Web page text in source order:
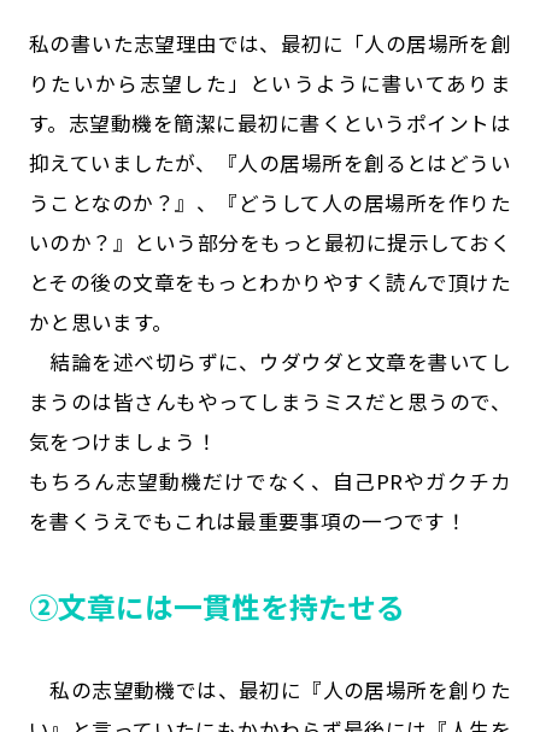
私の書いた志望理由では、最初に「人の居場所を創
りたいから志望した」というように書いてありま
す。志望動機を簡潔に最初に書くというポイントは
抑えていましたが、『人の居場所を創るとはどうい
うことなのか？』、『どうして人の居場所を作りた
いのか？』という部分をもっと最初に提示しておく
とその後の文章をもっとわかりやすく読んで頂けた
かと思います。
結論を述べ切らずに、ウダウダと文章を書いてし
まうのは皆さんもやってしまうミスだと思うので、
気をつけましょう！
もちろん志望動機だけでなく、自己PRやガクチカ
を書くうえでもこれは最重要事項の一つです！
➁文章には一貫性を持たせる
私の志望動機では、最初に『人の居場所を創りた